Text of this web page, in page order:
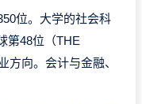
位。大学的社会科
第48位（THE
方向。会计与金融、